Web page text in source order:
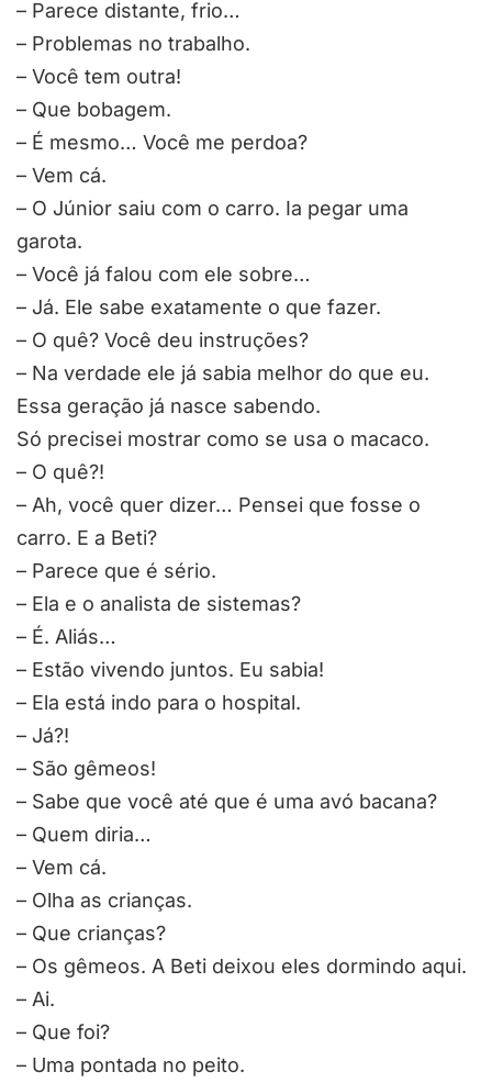
– Parece distante, frio…
– Problemas no trabalho.
– Você tem outra!
– Que bobagem.
– É mesmo… Você me perdoa?
– Vem cá.
– O Júnior saiu com o carro. Ia pegar uma
garota.
– Você já falou com ele sobre…
– Já. Ele sabe exatamente o que fazer.
– O quê? Você deu instruções?
– Na verdade ele já sabia melhor do que eu.
Essa geração já nasce sabendo.
Só precisei mostrar como se usa o macaco.
– O quê?!
– Ah, você quer dizer… Pensei que fosse o
carro. E a Beti?
– Parece que é sério.
– Ela e o analista de sistemas?
– É. Aliás…
– Estão vivendo juntos. Eu sabia!
– Ela está indo para o hospital.
– Já?!
– São gêmeos!
– Sabe que você até que é uma avó bacana?
– Quem diria…
– Vem cá.
– Olha as crianças.
– Que crianças?
– Os gêmeos. A Beti deixou eles dormindo aqui.
– Ai.
– Que foi?
– Uma pontada no peito.